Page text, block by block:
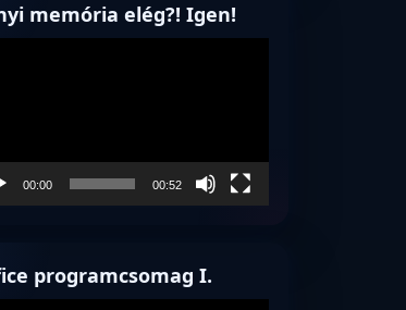
memória elég?! Igen!
00:00 00:52
programcsomag I.